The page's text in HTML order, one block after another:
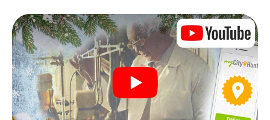
Hinweise richtig zu deuten und anderen Schatzsuchern
stets einen Schritt voraus zu sein?
Der Weihnachtsmarkt von Misilmeri als
Zwischenstopp
Stellen Sie ein kompetentes Team aus Freunden oder
Familienmitgliedern zusammen und begeben Sie sich
gemeinsam auf eine weihnachtliche Rätseltour durch